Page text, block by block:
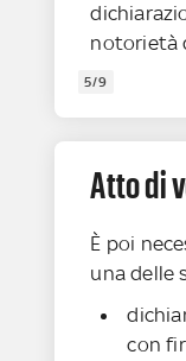
notorietà
5/9
Atto di
È poi
una delle
con